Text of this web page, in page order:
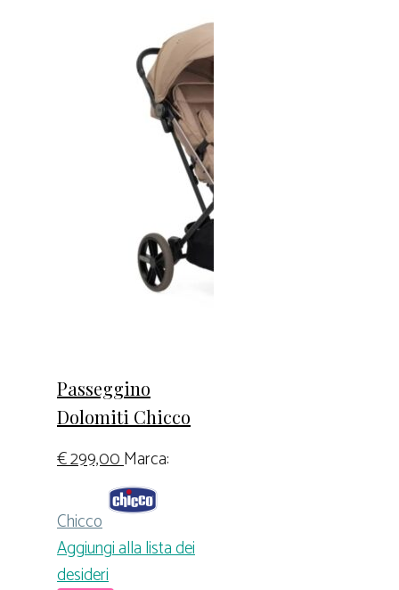
Passeggino
Dolomiti Chicco
€299,00Marca:
Chicco
Aggiungi alla lista dei
desideri